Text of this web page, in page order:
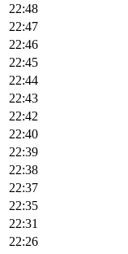
22:48
22:47
22:46
22:45
22:44
22:43
22:42
22:40
22:39
22:38
22:37
22:35
22:31
22:26